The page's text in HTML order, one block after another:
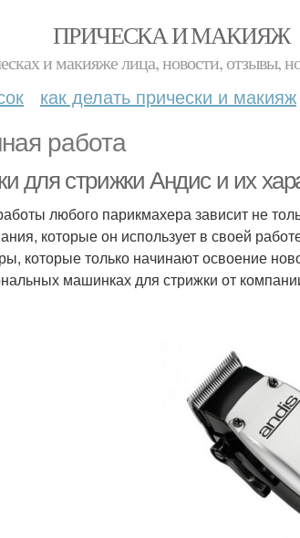
ПРИЧЕСКА И МАКИЯЖ
и макияже лица, новости, отзывы,
как делать прически и макияж
работа
для стрижки Андис и их
любого парикмахера зависит не
которые он использует в своей
которые только начинают освоение
машинках для стрижки от